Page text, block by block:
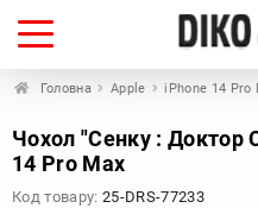
Головна Apple iPhone 14 Pro
Чохол "Сенку : Доктор
14 Pro Max
Код товару: 25-DRS-77233